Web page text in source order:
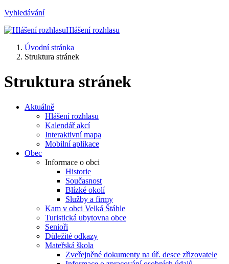
Vyhledávání
Hlášení rozhlasu
Úvodní stránka
Struktura stránek
Struktura stránek
Aktuálně
Hlášení rozhlasu
Kalendář akcí
Interaktivní mapa
Mobilní aplikace
Obec
Informace o obci
Historie
Současnost
Blízké okolí
Služby a firmy
Kam v obci Velká Štáhle
Turistická ubytovna obce
Senioři
Důležité odkazy
Mateřská škola
Zveřejněné dokumenty na úř. desce zřizovatele